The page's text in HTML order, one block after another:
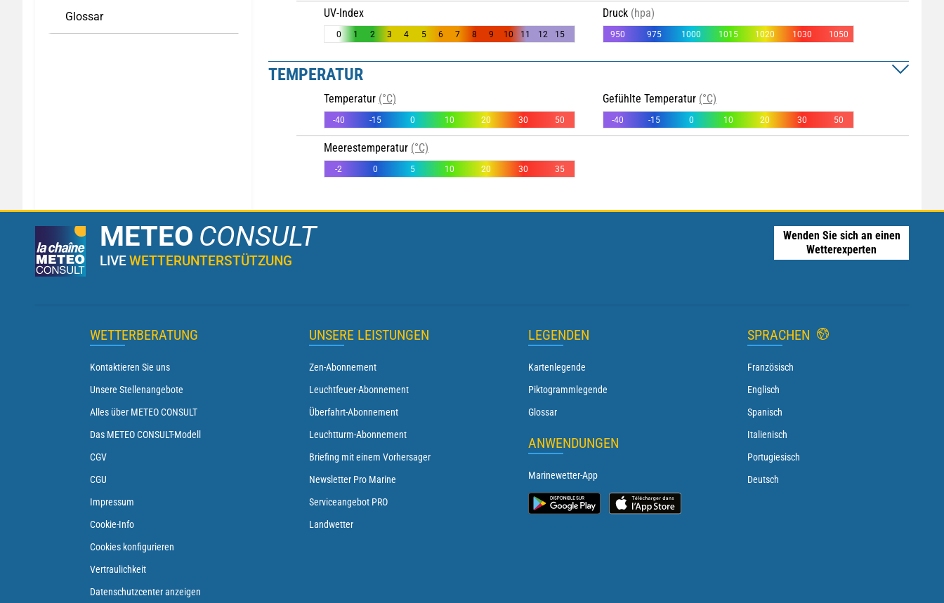
Glossar UV-Index
0 1 2 3 4 5 6 7 8 9 10 11 12 15
Druck (hpa)
950 975 1000 1015 1020 1030 1050
TEMPERATUR
Temperatur (°C)
-40 -15 0 10 20 30 50
Gefühlte Temperatur (°C)
-40 -15 0 10 20 30 50
Meerestemperatur (°C)
-2 0 5 10 20 30 35
METEO CONSULT
LIVEWETTERUNTERSTÜTZUNG
Wenden Sie sich an einen
Wetterexperten
WETTERBERATUNG
Kontaktieren Sie uns
Unsere Stellenangebote
Alles über METEO CONSULT
Das METEO CONSULT-Modell
CGV
CGU
Impressum
Cookie-Info
Cookies konfigurieren
Vertraulichkeit
Datenschutzcenter anzeigen
UNSERE LEISTUNGEN
Zen-Abonnement
Leuchtfeuer-Abonnement
Überfahrt-Abonnement
Leuchtturm-Abonnement
Briefing mit einem Vorhersager
Newsletter Pro Marine
Serviceangebot PRO
Landwetter
LEGENDEN
Kartenlegende
Piktogrammlegende
Glossar
ANWENDUNGEN
Marinewetter-App
SPRACHEN
Französisch
Englisch
Spanisch
Italienisch
Portugiesisch
Deutsch